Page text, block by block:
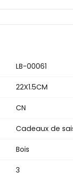
LB-00061
22X1.5CM
CN
Cadeaux de
Bois
3